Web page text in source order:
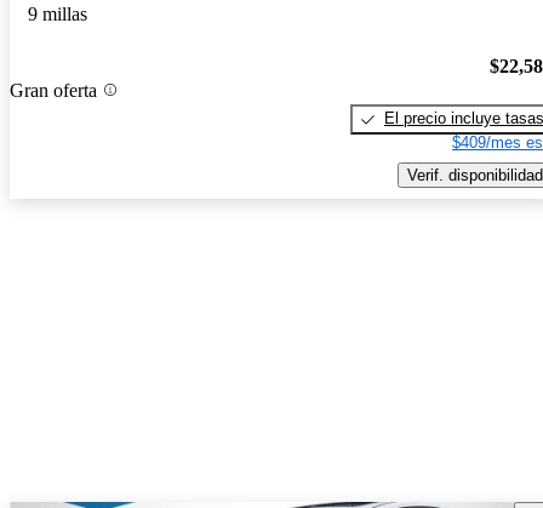
9 millas
Gran oferta
El precio incluye tasas
$409/mes
Verif. disponibilidad